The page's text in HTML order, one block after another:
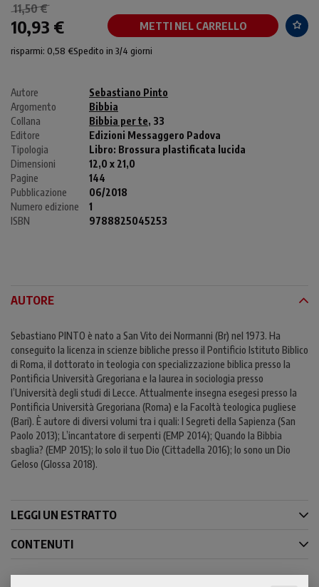
11,50 €
10,93 € METTI NEL CARRELLO
risparmi: 0,58 €Spedito in 3/4 giorni
Autore
Sebastiano Pinto
Argomento
Bibbia
Collana
Bibbia per te, 33
Editore
Edizioni Messaggero Padova
Tipologia
Libro: Brossura plastificata lucida
Dimensioni
12,0 x 21,0
Pagine
144
Pubblicazione
06/2018
Numero edizione
1
ISBN
9788825045253
AUTORE
Sebastiano PINTO è nato a San Vito dei Normanni (Br) nel 1973. Ha
conseguito la licenza in scienze bibliche presso il Pontificio Istituto Biblico
di Roma, il dottorato in teologia con specializzazione biblica presso la
Pontificia Università Gregoriana e la laurea in sociologia presso
l’Università degli studi di Lecce. Attualmente insegna esegesi presso la
Pontificia Università Gregoriana (Roma) e la Facoltà teologica pugliese
(Bari). È autore di diversi volumi tra i quali: I Segreti della Sapienza (San
Paolo 2013); L’incantatore di serpenti (EMP 2014); Quando la Bibbia
sbaglia? (EMP 2015); Io solo il tuo Dio (Cittadella 2016); Io sono un Dio
Geloso (Glossa 2018).
LEGGI UN ESTRATTO
CONTENUTI